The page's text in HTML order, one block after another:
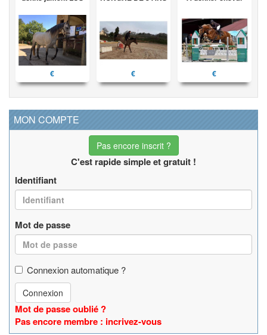
€ € €
MON COMPTE
Pas encore inscrit ?
C'est rapide simple et gratuit !
Identifiant
Mot de passe
Connexion automatique ?
Connexion
Mot de passe oublié ?
Pas encore membre : incrivez-vous